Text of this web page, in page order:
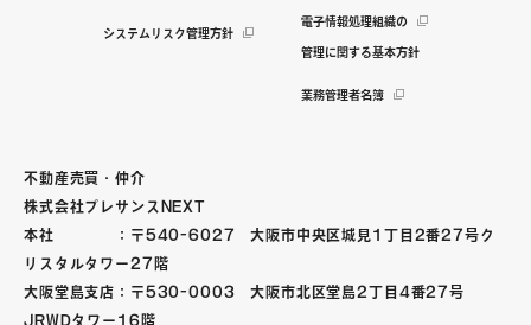
システムリスク管理方針
電子情報処理組織の
管理に関する基本方針
業務管理者名簿
不動産売買・仲介
株式会社プレサンスNEXT
本社 ：〒540-6027 大阪市中央区城見1丁目2番27号ク
リスタルタワー27階
大阪堂島支店：〒530-0003 大阪市北区堂島2丁目4番27号
JRWDタワー16階